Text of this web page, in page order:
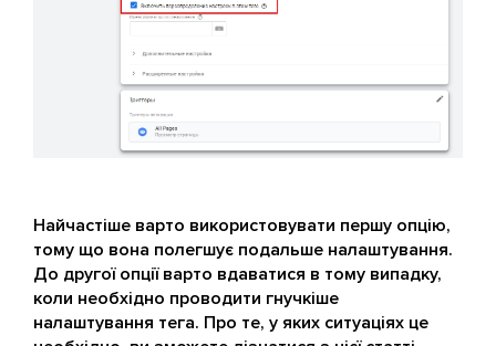
Найчастіше варто використовувати першу опцію,
тому що вона полегшує подальше налаштування.
До другої опції варто вдаватися в тому випадку,
коли необхідно проводити гнучкіше
налаштування тега. Про те, у яких ситуаціях це